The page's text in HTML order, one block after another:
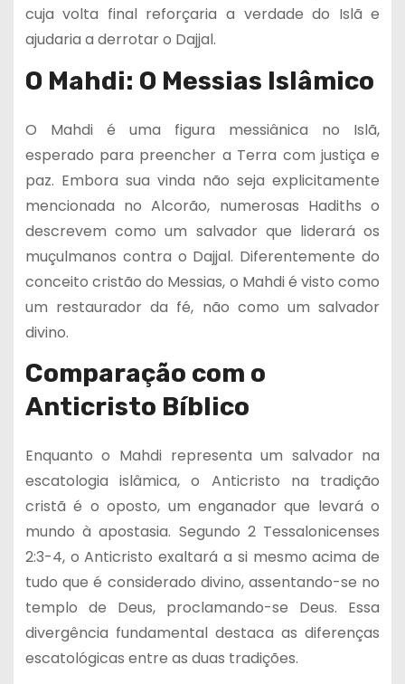
cuja volta final reforçaria a verdade do Islã e
ajudaria a derrotar o Dajjal.
O Mahdi: O Messias Islâmico
O Mahdi é uma figura messiânica no Islã,
esperado para preencher a Terra com justiça e
paz. Embora sua vinda não seja explicitamente
mencionada no Alcorão, numerosas Hadiths o
descrevem como um salvador que liderará os
muçulmanos contra o Dajjal. Diferentemente do
conceito cristão do Messias, o Mahdi é visto como
um restaurador da fé, não como um salvador
divino.
Comparação com o
Anticristo Bíblico
Enquanto o Mahdi representa um salvador na
escatologia islâmica, o Anticristo na tradição
cristã é o oposto, um enganador que levará o
mundo à apostasia. Segundo 2 Tessalonicenses
2:3-4, o Anticristo exaltará a si mesmo acima de
tudo que é considerado divino, assentando-se no
templo de Deus, proclamando-se Deus. Essa
divergência fundamental destaca as diferenças
escatológicas entre as duas tradições.